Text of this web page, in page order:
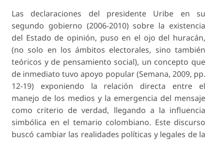
Las declaraciones del presidente Uribe en su
segundo gobierno (2006-2010) sobre la existencia
del Estado de opinión, puso en el ojo del huracán,
(no solo en los ámbitos electorales, sino también
teóricos y de pensamiento social), un concepto que
de inmediato tuvo apoyo popular (Semana, 2009, pp.
12-19) exponiendo la relación directa entre el
manejo de los medios y la emergencia del mensaje
como criterio de verdad, llegando a la influencia
simbólica en el temario colombiano. Este discurso
buscó cambiar las realidades políticas y legales de la